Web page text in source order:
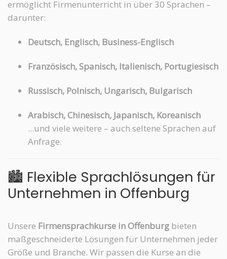
ermöglicht Firmenunterricht in über 30 Sprachen –
darunter:
Deutsch, Englisch, Business-Englisch
Französisch, Spanisch, Italienisch, Portugiesisch
Russisch, Polnisch, Ungarisch, Bulgarisch
Arabisch, Chinesisch, Japanisch, Koreanisch
...und viele weitere – auch seltene Sprachen auf
Anfrage.
🏙️ Flexible Sprachlösungen für
Unternehmen in Offenburg
Unsere Firmensprachkurse in Offenburg bieten
maßgeschneiderte Lösungen für Unternehmen jeder
Größe und Branche. Wir passen die Kurse an die